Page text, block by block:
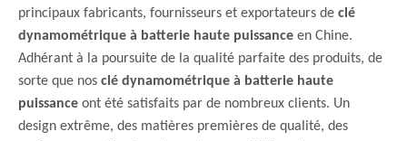
principaux fabricants, fournisseurs et exportateurs de clé
dynamométrique à batterie haute puissance en Chine.
Adhérant à la poursuite de la qualité parfaite des produits, de
sorte que nos clé dynamométrique à batterie haute
puissance ont été satisfaits par de nombreux clients. Un
design extrême, des matières premières de qualité, des